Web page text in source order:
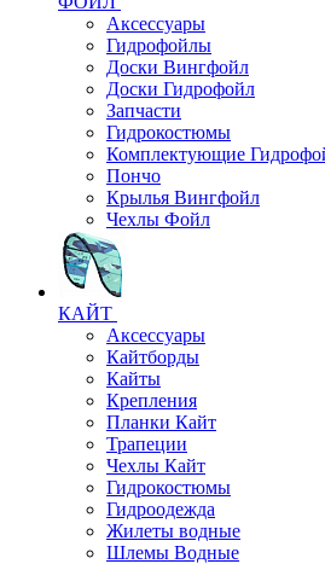
Аксессуары
Гидрофойлы
Доски Вингфойл
Доски Гидрофойл
Запчасти
Гидрокостюмы
Комплектующие
Пончо
Крылья Вингфойл
Чехлы Фойл
КАЙТ
Аксессуары
Кайтборды
Кайты
Крепления
Планки Кайт
Трапеции
Чехлы Кайт
Гидрокостюмы
Гидроодежда
Жилеты водные
Шлемы Водные